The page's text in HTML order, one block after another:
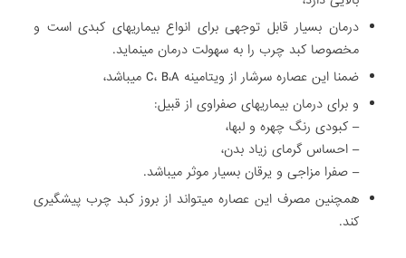
درمان بسیار قابل توجهی برای انواع بیماریهای کبدی است و
مخصوصا کبد چرب را به سهولت درمان مینماید.
ضمنا این عصاره سرشار از ویتامینه C، B،A میباشد،
و برای درمان بیماریهای صفراوی از قبیل:
– کبودی رنگ چهره و لبها،
– احساس گرمای زیاد بدن،
– صفرا مزاجی و یرقان بسیار موثر میباشد.
همچنین مصرف این عصاره میتواند از بروز کبد چرب پیشگیری
کند.